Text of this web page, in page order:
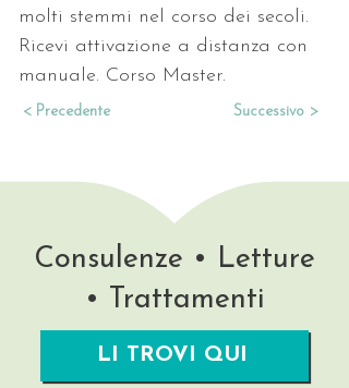
molti stemmi nel corso dei secoli.
Ricevi attivazione a distanza con
manuale. Corso Master.
< Precedente Successivo >
Consulenze • Letture
• Trattamenti
LI TROVI QUI